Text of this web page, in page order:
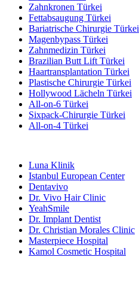
Zahnkronen Türkei
Fettabsaugung Türkei
Bariatrische Chirurgie Türkei
Magenbypass Türkei
Zahnmedizin Türkei
Brazilian Butt Lift Türkei
Haartransplantation Türkei
Plastische Chirurgie Türkei
Hollywood Lächeln Türkei
All-on-6 Türkei
Sixpack-Chirurgie Türkei
All-on-4 Türkei
Luna Klinik
Istanbul European Center
Dentavivo
Dr. Vivo Hair Clinic
YeahSmile
Dr. Implant Dentist
Dr. Christian Morales Clinic
Masterpiece Hospital
Kamol Cosmetic Hospital